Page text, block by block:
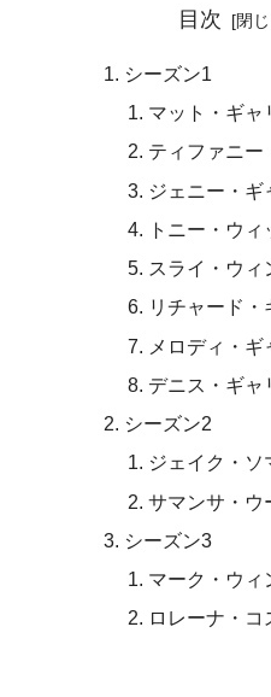
目次
シーズン1
マット・ギャ
ティファニー
ジェニー・ギ
トニー・ウィ
スライ・ウィ
リチャード・
メロディ・ギ
デニス・ギャ
シーズン2
ジェイク・ソ
サマンサ・ウ
シーズン3
マーク・ウィ
ロレーナ・コ